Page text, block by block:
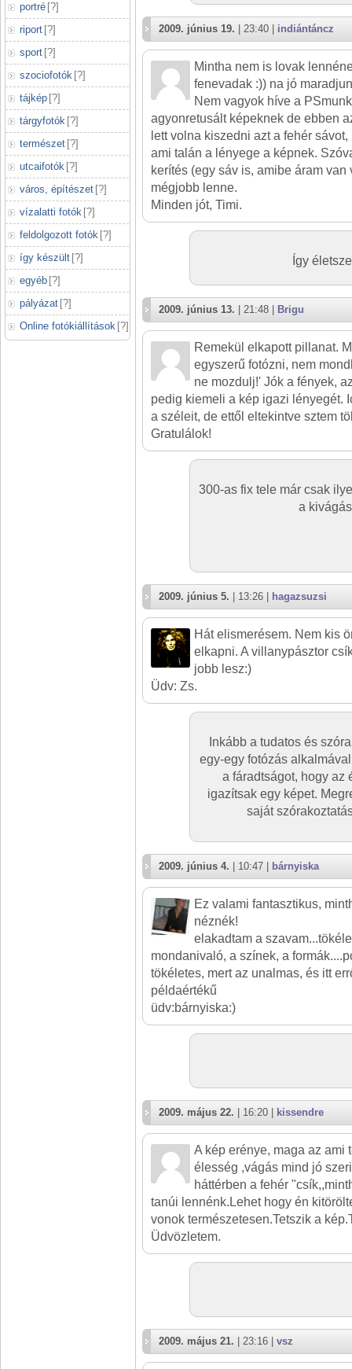
portré [?]
riport [?]
sport [?]
szociofotók [?]
tájkép [?]
tárgyfotók [?]
természet [?]
utcaifotók [?]
város, építészet [?]
vízalatti fotók [?]
feldolgozott fotók [?]
így készült [?]
egyéb [?]
pályázat [?]
Online fotókiállítások [?]
2009. június 19. | 23:40 | indiántáncz
Mintha nem is lovak
fenevadak :)) na jó
Nem vagyok híve a
agyonretusált képeknek de ebben
lett volna kiszedni azt a fehér
ami talán a lényege a képnek.
kerítés (egy sáv is, amibe áram van
mégjobb lenne.
Minden jót, Timi.
Így
2009. június 13. | 21:48 | Brigu
Remekül elkapott pillanat.
egyszerű fotózni, nem
ne mozdulj!' Jók a fények,
pedig kiemeli a kép igazi lényegét.
a széleit, de ettől eltekintve sztem
Gratulálok!
300-as fix tele már csak
a
2009. június 5. | 13:26 | hagazsuzsi
Hát elismerésem. Nem kis
elkapni. A villanypásztor
jobb lesz:)
Üdv: Zs.
Inkább a tudatos és
egy-egy fotózás
a fáradtságot, hogy az
igazítsak egy képet.
saját
2009. június 4. | 10:47 | bárnyiska
Ez valami fantasztikus,
néznék!
elakadtam a
mondanivaló, a színek, a
tökéletes, mert az unalmas, és itt
példaértékű
üdv:bárnyiska:)
2009. május 22. | 16:20 | kissendre
A kép erénye, maga az ami
élesség ,vágás mind jó
háttérben a fehér
tanúi lennénk.Lehet hogy én
vonok természetesen.Tetszik a
Üdvözletem.
2009. május 21. | 23:16 | vsz